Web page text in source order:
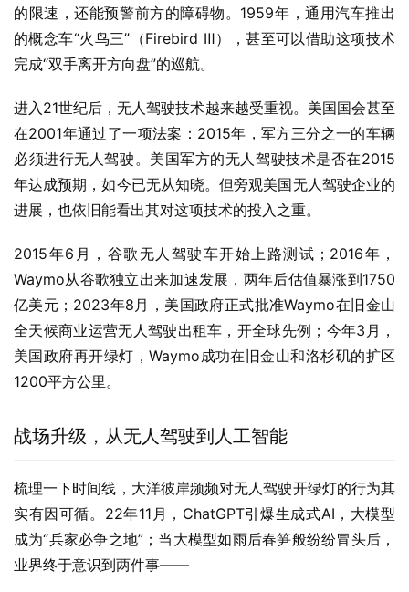
的限速，还能预警前方的障碍物。1959年，通用汽车推出
的概念车“火鸟三”（Firebird Ⅲ），甚至可以借助这项技术
完成“双手离开方向盘”的巡航。
进入21世纪后，无人驾驶技术越来越受重视。美国国会甚至
在2001年通过了一项法案：2015年，军方三分之一的车辆
必须进行无人驾驶。美国军方的无人驾驶技术是否在2015
年达成预期，如今已无从知晓。但旁观美国无人驾驶企业的
进展，也依旧能看出其对这项技术的投入之重。
2015年6月，谷歌无人驾驶车开始上路测试；2016年，
Waymo从谷歌独立出来加速发展，两年后估值暴涨到1750
亿美元；2023年8月，美国政府正式批准Waymo在旧金山
全天候商业运营无人驾驶出租车，开全球先例；今年3月，
美国政府再开绿灯，Waymo成功在旧金山和洛杉矶的扩区
1200平方公里。
战场升级，从无人驾驶到人工智能
梳理一下时间线，大洋彼岸频频对无人驾驶开绿灯的行为其
实有因可循。22年11月，ChatGPT引爆生成式AI，大模型
成为“兵家必争之地”；当大模型如雨后春笋般纷纷冒头后，
业界终于意识到两件事——